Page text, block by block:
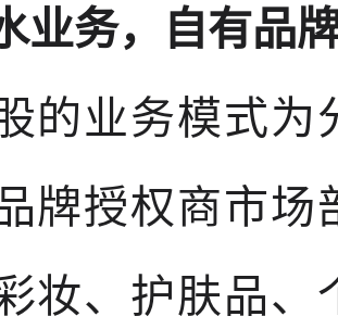
业务，自有品
的业务模式为
牌授权商市场
妆、护肤品、